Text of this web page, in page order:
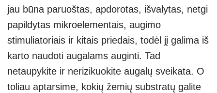
jau būna paruoštas, apdorotas, išvalytas, netgi
papildytas mikroelementais, augimo
stimuliatoriais ir kitais priedais, todėl jį galima iš
karto naudoti augalams auginti. Tad
netaupykite ir nerizikuokite augalų sveikata. O
toliau aptarsime, kokių žemių substratų galite